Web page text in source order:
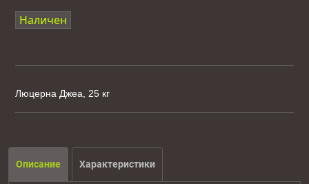
Наличен
Люцерна Джеа, 25 кг
Описание Характеристики